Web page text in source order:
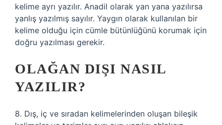
kelime ayrı yazılır. Anadil olarak yan yana yazılırsa
yanlış yazılmış sayılır. Yaygın olarak kullanılan bir
kelime olduğu için cümle bütünlüğünü korumak için
doğru yazılması gerekir.
OLAĞAN DIŞI NASIL
YAZILIR?
8. Dış, iç ve sıradan kelimelerinden oluşan bileşik